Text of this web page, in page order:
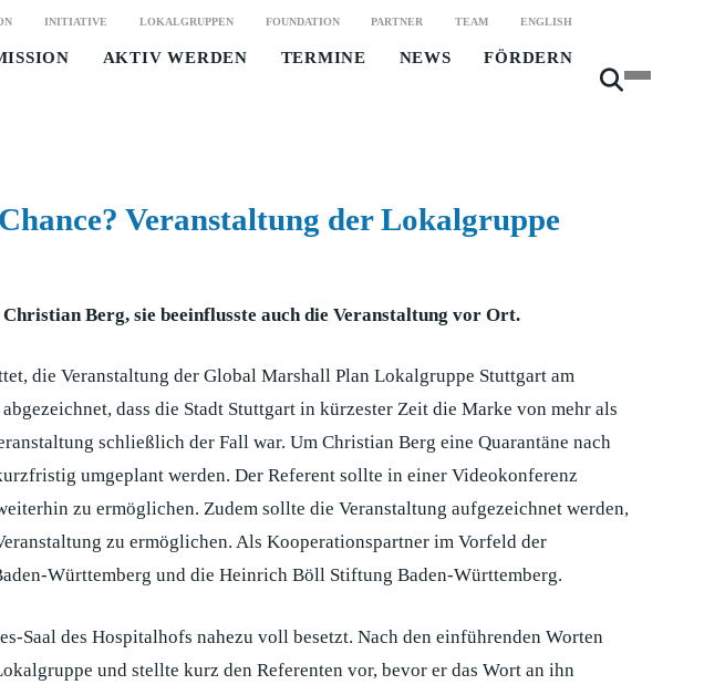
INITIATIVE LOKALGRUPPEN FOUNDATION PARTNER TEAM ENGLISH
AKTIV WERDEN TERMINE NEWS FÖRDERN
Veranstaltung der Lokalgruppe
Berg, sie beeinflusste auch die Veranstaltung vor Ort.
die Veranstaltung der Global Marshall Plan Lokalgruppe Stuttgart am
dass die Stadt Stuttgart in kürzester Zeit die Marke von mehr als
schließlich der Fall war. Um Christian Berg eine Quarantäne nach
umgeplant werden. Der Referent sollte in einer Videokonferenz
zu ermöglichen. Zudem sollte die Veranstaltung aufgezeichnet werden,
zu ermöglichen. Als Kooperationspartner im Vorfeld der
Württemberg und die Heinrich Böll Stiftung Baden-Württemberg.
Saal des Hospitalhofs nahezu voll besetzt. Nach den einführenden Worten
und stellte kurz den Referenten vor, bevor er das Wort an ihn